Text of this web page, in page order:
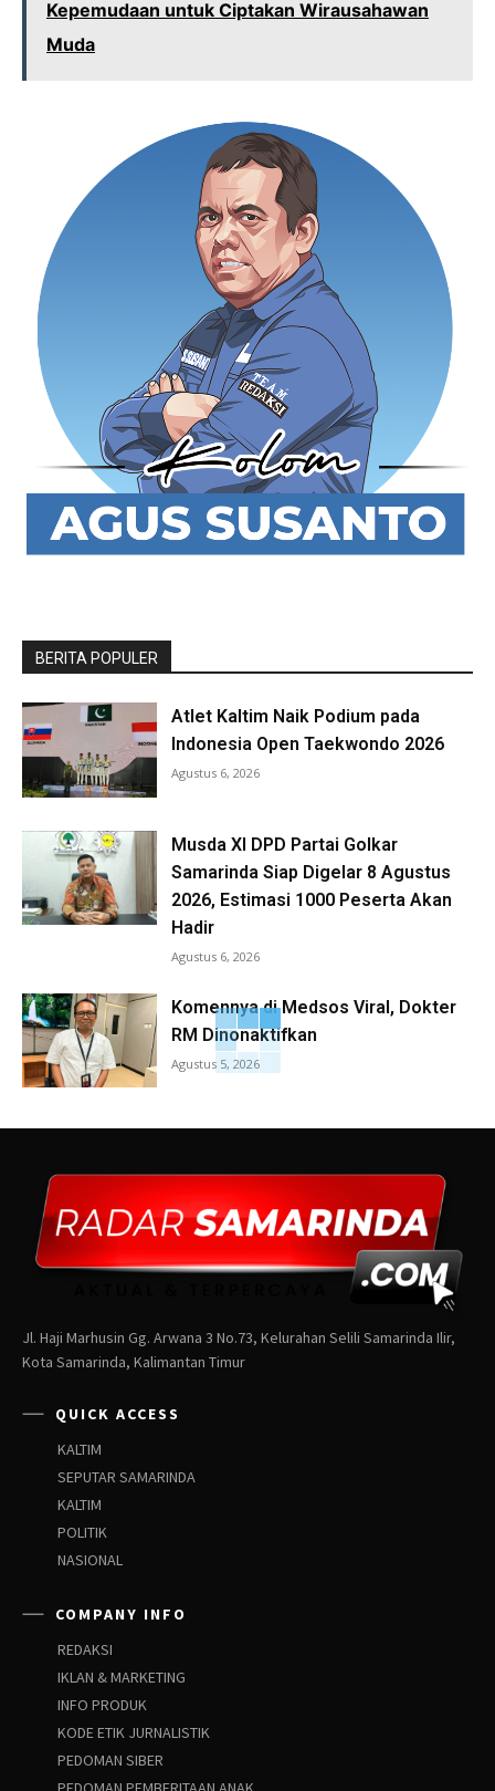
Kepemudaan untuk Ciptakan Wirausahawan
Muda
BERITA POPULER
Atlet Kaltim Naik Podium pada
Indonesia Open Taekwondo 2026
Agustus 6, 2026
Musda XI DPD Partai Golkar
Samarinda Siap Digelar 8 Agustus
2026, Estimasi 1000 Peserta Akan
Hadir
Agustus 6, 2026
Komennya di Medsos Viral, Dokter
RM Dinonaktifkan
Agustus 5, 2026